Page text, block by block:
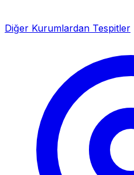
Diğer Kurumlardan Tespitler